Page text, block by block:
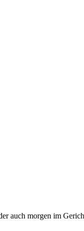
auch morgen im